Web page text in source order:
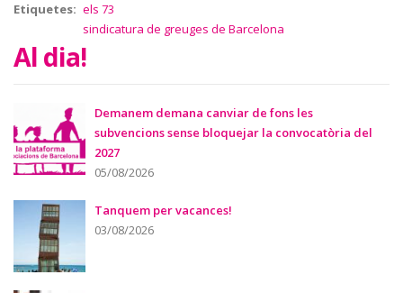
Etiquetes
els 73
sindicatura de greuges de Barcelona
Al dia!
Demanem demana canviar de fons les
subvencions sense bloquejar la convocatòria del
2027
05/08/2026
Tanquem per vacances!
03/08/2026